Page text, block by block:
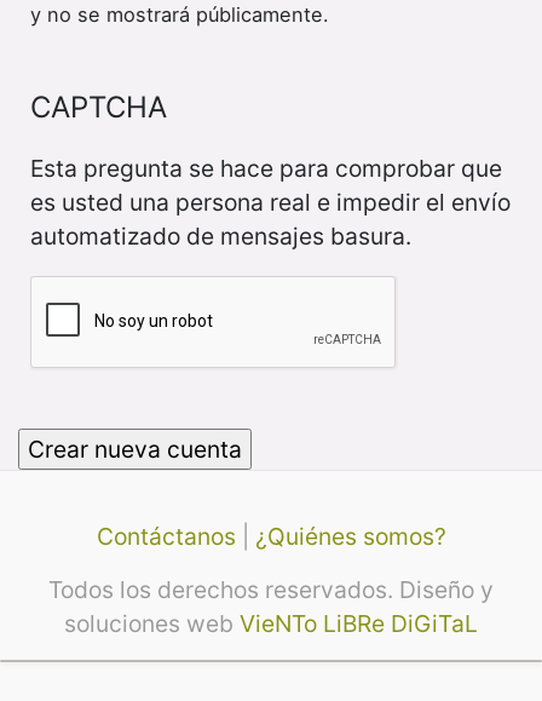
y no se mostrará públicamente.
CAPTCHA
Esta pregunta se hace para comprobar que
es usted una persona real e impedir el envío
automatizado de mensajes basura.
Contáctanos
¿Quiénes somos?
Todos los derechos reservados. Diseño y
soluciones web VieNTo LiBRe DiGiTaL